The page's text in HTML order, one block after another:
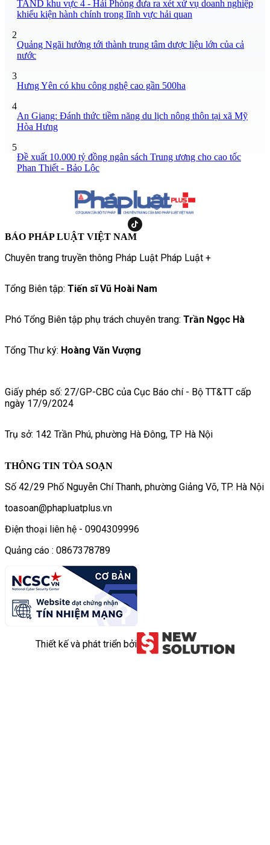
TAND khu vực 4 - Hải Phòng đưa ra xét xử vụ doanh nghiệp
khiếu kiện hành chính trong lĩnh vực hải quan
2
Quảng Ngãi hướng tới thành trung tâm dược liệu lớn của cả
nước
3
Hưng Yên có khu công nghệ cao gần 500ha
4
An Giang: Đánh thức tiềm năng du lịch nông thôn tại xã Mỹ
Hòa Hưng
5
Đề xuất 10.000 tỷ đồng ngân sách Trung ương cho cao tốc
Phan Thiết - Bảo Lộc
BÁO PHÁP LUẬT VIỆT NAM
Chuyên trang truyền thông Pháp Luật Pháp Luật +
Tổng Biên tập: Tiến sĩ Vũ Hoài Nam
Phó Tổng Biên tập phụ trách chuyên trang: Trần Ngọc Hà
Tổng Thư ký: Hoàng Văn Vượng
Giấy phép số: 27/GP-CBC của Cục Báo chí - Bộ TT&TT cấp
ngày 17/9/2024
Trụ sở: 142 Trần Phú, phường Hà Đông, TP Hà Nội
THÔNG TIN TÒA SOẠN
Số 42/29 Phố Nguyễn Chí Thanh, phường Giảng Võ, TP. Hà Nội
toasoan@phapluatplus.vn
Điện thoại liên hệ - 0904309996
Quảng cáo : 0867378789
Thiết kế và phát triển bởi